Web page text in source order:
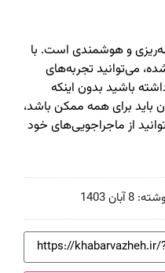
و هوشمندی است. با
می‌توانید تجربه‌های
باشید بدون اینکه
باید برای همه ممکن باشد،
از ماجراجویی‌های خود
8 آبان 1403